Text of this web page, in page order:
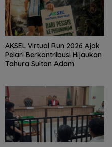
AKSEL Virtual Run 2026 Ajak
Pelari Berkontribusi Hijaukan
Tahura Sultan Adam